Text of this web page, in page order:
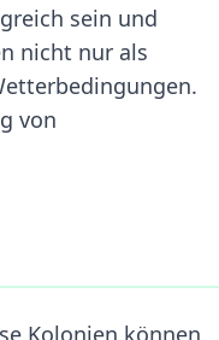
sein und
nicht nur als
von
Kolonien können